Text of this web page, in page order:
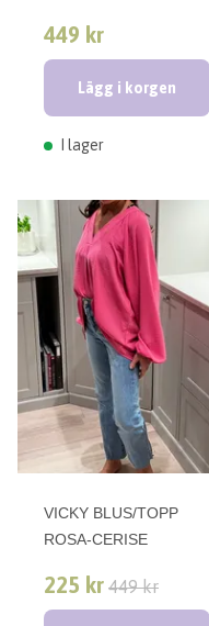
449 kr
Lägg i korgen
I lager
VICKY BLUS/TOPP
ROSA-CERISE
225 kr 449 kr